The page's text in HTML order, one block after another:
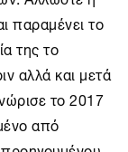
παραμένει το
της το
αλλά και μετά
το 2017
από